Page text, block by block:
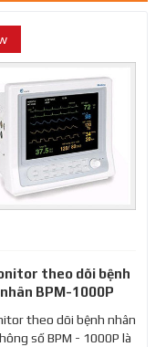
theo dõi bệnh
nhân BPM-1000P
theo dõi bệnh nhân
số BPM - 1000P là